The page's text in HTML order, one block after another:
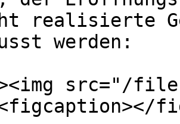
realisierte
werden:
src="/files/